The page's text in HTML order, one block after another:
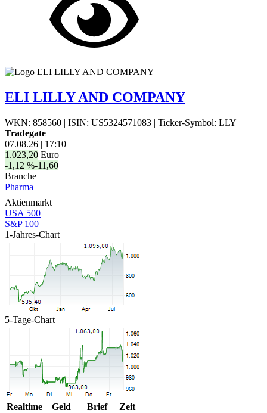
ELI LILLY AND COMPANY
WKN: 858560 | ISIN: US5324571083 | Ticker-Symbol: LLY
Tradegate
07.08.26 | 17:10
1.023,20 Euro
-1,12 %-11,60
Branche
Pharma
Aktienmarkt
USA 500
S&P 100
1-Jahres-Chart
5-Tage-Chart
Realtime Geld Brief
Zeit